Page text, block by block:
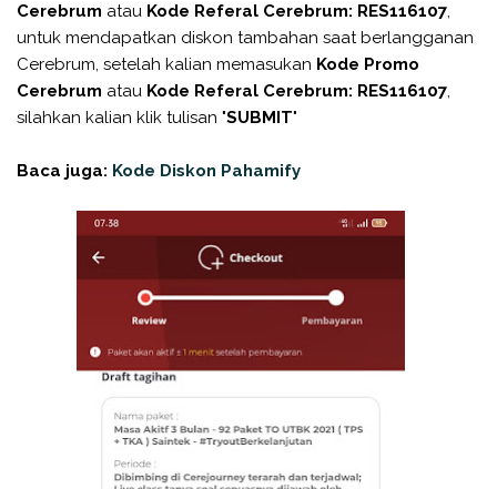
Cerebrum atau Kode Referal Cerebrum: RES116107,
untuk mendapatkan diskon tambahan saat berlangganan
Cerebrum, setelah kalian memasukan Kode Promo
Cerebrum atau Kode Referal Cerebrum: RES116107,
silahkan kalian klik tulisan "SUBMIT"
Baca juga: Kode Diskon Pahamify